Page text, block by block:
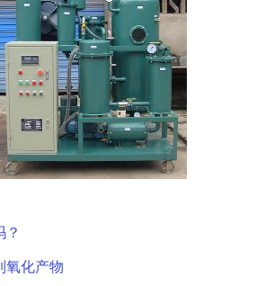
？
氧化产物